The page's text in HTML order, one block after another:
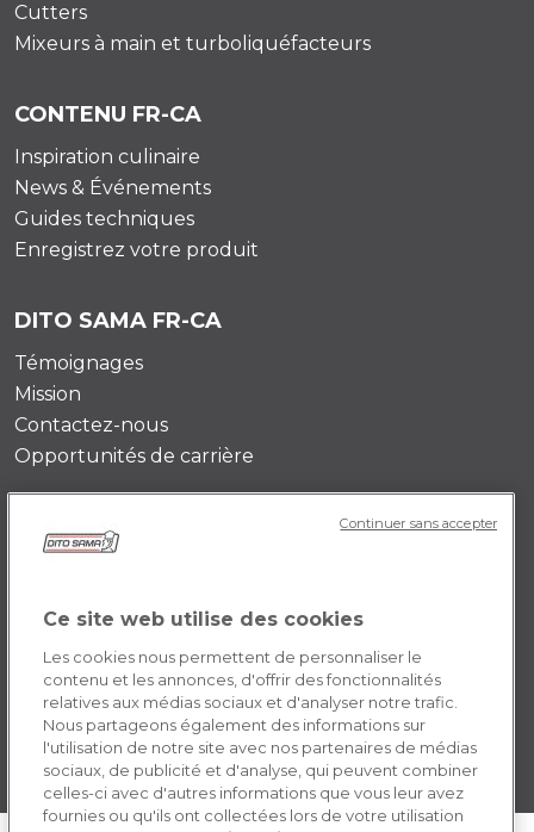
Cutters
Mixeurs à main et turboliquéfacteurs
CONTENU FR-CA
Inspiration culinaire
News & Événements
Guides techniques
Enregistrez votre produit
DITO SAMA FR-CA
Témoignages
Mission
Contactez-nous
Opportunités de carrière
POLICY FR-CA
Cookie
Ce site web utilise des cookies
Les cookies nous permettent de personnaliser le
contenu et les annonces, d'offrir des fonctionnalités
relatives aux médias sociaux et d'analyser notre trafic.
Nous partageons également des informations sur
l'utilisation de notre site avec nos partenaires de médias
sociaux, de publicité et d'analyse, qui peuvent combiner
celles-ci avec d'autres informations que vous leur avez
fournies ou qu'ils ont collectées lors de votre utilisation
Continuer sans accepter